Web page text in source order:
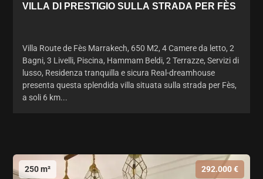
VILLA DI PRESTIGIO SULLA STRADA PER FÈS
Villa Route de Fès Marrakech, 650 M2, 4 Camere da letto, 2
Bagni, 3 Livelli, Piscina, Hammam Beldi, 2 Terrazze, Servizi di
lusso, Residenza tranquilla e sicura Real-dreamhouse
presenta questa splendida villa situata sulla strada per Fès,
a soli 6 km...
250 m² 292.000 €